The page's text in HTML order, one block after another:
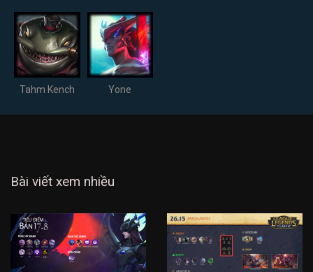
Tahm Kench Yone
Bài viết xem nhiều